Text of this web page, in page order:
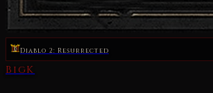
Diablo 2: Resurrected
BigK